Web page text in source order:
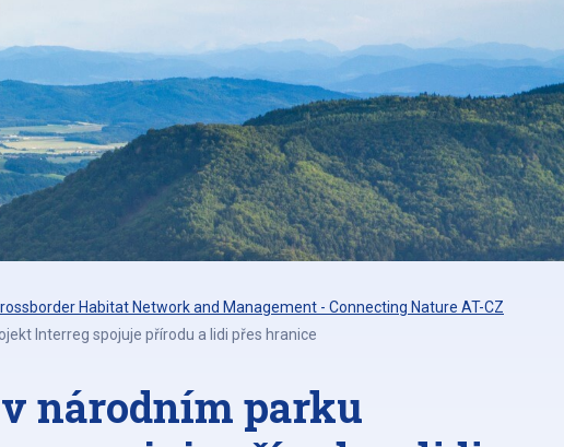
Habitat Network and Management - Connecting Nature AT-CZ
Interreg spojuje přírodu a lidi přes hranice
národním parku